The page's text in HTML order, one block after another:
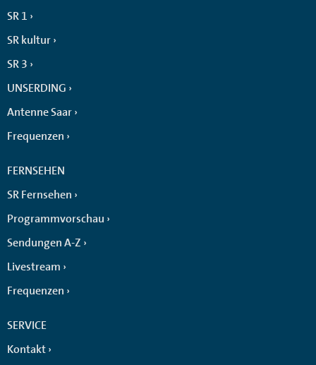
SR 1
SR kultur
SR 3
UNSERDING
Antenne Saar
Frequenzen
FERNSEHEN
SR Fernsehen
Programmvorschau
Sendungen A-Z
Livestream
Frequenzen
SERVICE
Kontakt